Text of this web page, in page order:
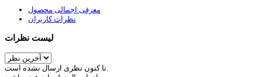
معرفی اجمالی محصول
نظرات کاربران
لیست نظرات